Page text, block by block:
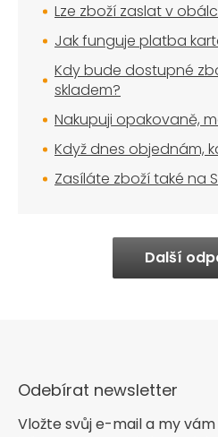
Lze zboží zaslat v
Jak funguje platba
Kdy bude dostupné
skladem?
Nakupuji opakovaně,
Když dnes objednám,
Zasíláte zboží také na
Další
Odebírat newsletter
Vložte svůj e-mail a my